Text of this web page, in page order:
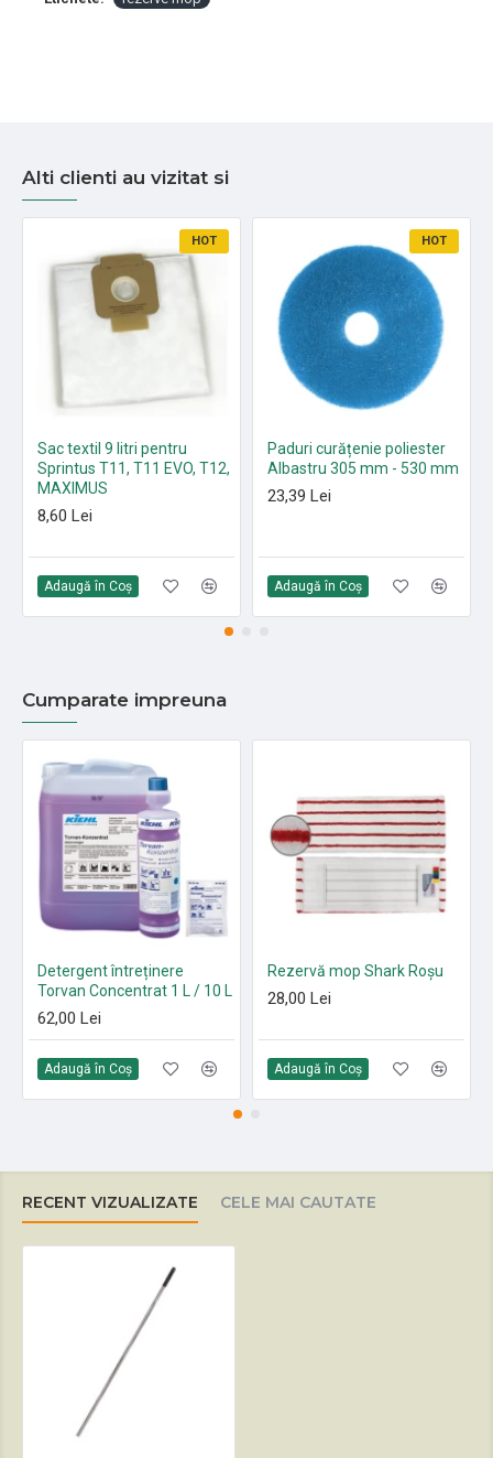
Alti clienti au vizitat si
HOT
Sac textil 9 litri pentru
Sprintus T11, T11 EVO, T12,
MAXIMUS
8,60 Lei
Adaugă în Coş
HOT
Paduri curățenie poliester
Albastru 305 mm - 530 mm
23,39 Lei
Adaugă în Coş
Cumparate impreuna
Detergent întreținere
Torvan Concentrat 1 L / 10 L
62,00 Lei
Adaugă în Coş
Rezervă mop Shark Roșu
28,00 Lei
Adaugă în Coş
RECENT VIZUALIZATE CELE MAI CAUTATE